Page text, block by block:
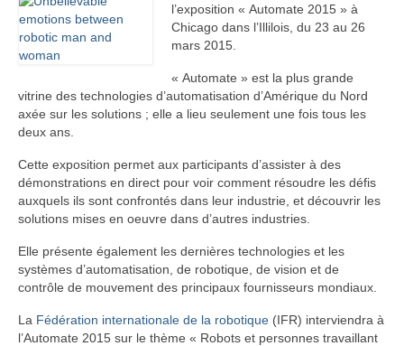
l’exposition « Automate 2015 » à
Chicago dans l’Illilois, du 23 au 26
mars 2015.
« Automate » est la plus grande
vitrine des technologies d’automatisation d’Amérique du Nord
axée sur les solutions ; elle a lieu seulement une fois tous les
deux ans.
Cette exposition permet aux participants d’assister à des
démonstrations en direct pour voir comment résoudre les défis
auxquels ils sont confrontés dans leur industrie, et découvrir les
solutions mises en oeuvre dans d’autres industries.
Elle présente également les dernières technologies et les
systèmes d’automatisation, de robotique, de vision et de
contrôle de mouvement des principaux fournisseurs mondiaux.
La Fédération internationale de la robotique (IFR) interviendra à
l’Automate 2015 sur le thème « Robots et personnes travaillant